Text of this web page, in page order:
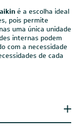
é a escolha ideal
pois permite
uma única unidade
internas podem
com a necessidade
de cada